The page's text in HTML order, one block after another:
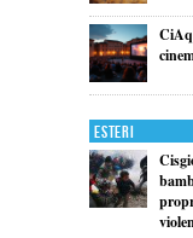
CiAq
Esteri